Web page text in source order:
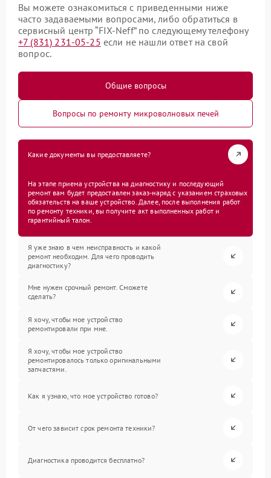
Вы можете ознакомиться с приведенными ниже
часто задаваемыми вопросами, либо обратиться в
сервисный центр “FIX-Neff” по следующему телефону
+7 (831) 231-05-25 если не нашли ответ на свой
вопрос.
Общие вопросы
Вопросы по ремонту микроволновых печей
Какие документы вы предоставляете?
На этапе приема устройства на диагностику и последующий
ремонт вам будет предоставлен заказ-наряд с указанием страховых
обязательств на ваше устройство. Далее, после выполнения работ
по ремонту техники, вы получите акт выполненных работ и
гарантийный талон.
Я уже знаю в чем неисправность и какой
ремонт необходим. Для чего проводить
диагностику?
Мне нужен срочный ремонт. Сможете
сделать?
Я хочу, чтобы мое устройство
ремонтировали при мне.
Я хочу, чтобы мое устройство
ремонтировалось только оригинальными
запчастями.
Как я узнаю, что мое устройство готово?
От чего зависит срок ремонта техники?
Диагностика проводится бесплатно?